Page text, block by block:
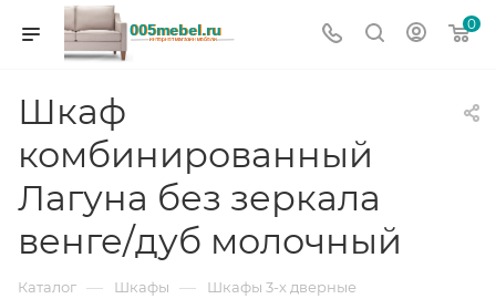
0
Шкаф
комбинированный
Лагуна без зеркала
венге/дуб молочный
Каталог — Шкафы — Шкафы 3-х дверные